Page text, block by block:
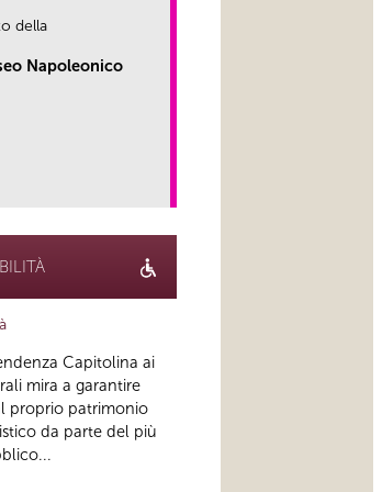
della
Napoleonico
Capitolina ai
mira a garantire
proprio patrimonio
da parte del più